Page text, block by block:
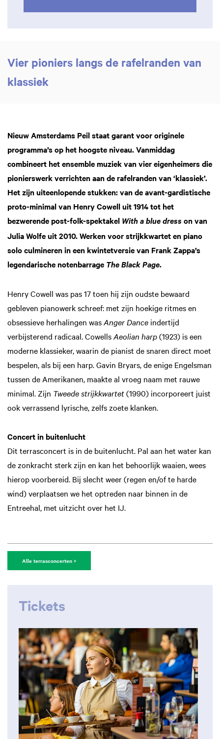
Vier pioniers langs de rafelranden van
klassiek
Nieuw Amsterdams Peil staat garant voor originele
programma’s op het hoogste niveau. Vanmiddag
combineert het ensemble muziek van vier eigenheimers die
pionierswerk verrichten aan de rafelranden van ‘klassiek’.
Het zijn uiteenlopende stukken: van de avant-gardistische
proto-minimal van Henry Cowell uit 1914 tot het
bezwerende post-folk-spektakel With a blue dress on van
Julia Wolfe uit 2010. Werken voor strijkkwartet en piano
solo culmineren in een kwintetversie van Frank Zappa’s
legendarische notenbarrage The Black Page.
Henry Cowell was pas 17 toen hij zijn oudste bewaard
gebleven pianowerk schreef: met zijn hoekige ritmes en
obsessieve herhalingen wasAnger Dance indertijd
verbijsterend radicaal. CowellsAeolian harp(1923) is een
moderne klassieker, waarin de pianist de snaren direct moet
bespelen, als bij een harp. Gavin Bryars, de enige Engelsman
tussen de Amerikanen, maakte al vroeg naam met rauwe
minimal. Zijn Tweede strijkkwartet(1990) incorporeert juist
ook verrassend lyrische, zelfs zoete klanken.
Concert in buitenlucht
Dit terrasconcert is in de buitenlucht. Pal aan het water kan
de zonkracht sterk zijn en kan het behoorlijk waaien, wees
hierop voorbereid. Bij slecht weer (regen en/of te harde
wind) verplaatsen we het optreden naar binnen in de
Entreehal, met uitzicht over het IJ.
Alle terrasconcerten >
Tickets